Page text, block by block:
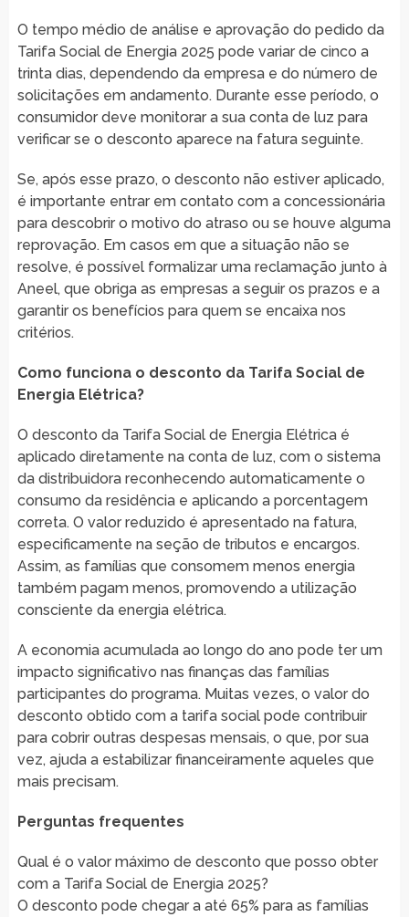
O tempo médio de análise e aprovação do pedido da
Tarifa Social de Energia 2025 pode variar de cinco a
trinta dias, dependendo da empresa e do número de
solicitações em andamento. Durante esse período, o
consumidor deve monitorar a sua conta de luz para
verificar se o desconto aparece na fatura seguinte.
Se, após esse prazo, o desconto não estiver aplicado,
é importante entrar em contato com a concessionária
para descobrir o motivo do atraso ou se houve alguma
reprovação. Em casos em que a situação não se
resolve, é possível formalizar uma reclamação junto à
Aneel, que obriga as empresas a seguir os prazos e a
garantir os benefícios para quem se encaixa nos
critérios.
Como funciona o desconto da Tarifa Social de
Energia Elétrica?
O desconto da Tarifa Social de Energia Elétrica é
aplicado diretamente na conta de luz, com o sistema
da distribuidora reconhecendo automaticamente o
consumo da residência e aplicando a porcentagem
correta. O valor reduzido é apresentado na fatura,
especificamente na seção de tributos e encargos.
Assim, as famílias que consomem menos energia
também pagam menos, promovendo a utilização
consciente da energia elétrica.
A economia acumulada ao longo do ano pode ter um
impacto significativo nas finanças das famílias
participantes do programa. Muitas vezes, o valor do
desconto obtido com a tarifa social pode contribuir
para cobrir outras despesas mensais, o que, por sua
vez, ajuda a estabilizar financeiramente aqueles que
mais precisam.
Perguntas frequentes
Qual é o valor máximo de desconto que posso obter
com a Tarifa Social de Energia 2025?
O desconto pode chegar a até 65% para as famílias